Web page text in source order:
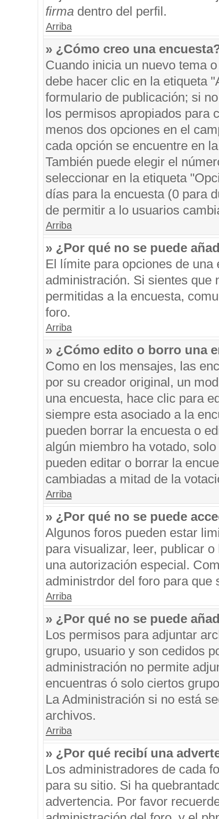
firmadentro del perfil.
Arriba
» ¿Cómo creo una
Cuando inicia un nuevo tema
debe hacer clic en la etiqueta
formulario de publicación; si
los permisos apropiados para
menos dos opciones en el
cada opción se encuentre en
También puede elegir el
seleccionar en la etiqueta
días para la encuesta (0 para
de permitir a lo usuarios
Arriba
» ¿Por qué no se puede
El límite para opciones de una
administración. Si sientes que
permitidas a la encuesta,
foro.
Arriba
» ¿Cómo edito o borro una
Como en los mensajes, las
por su creador original, un
una encuesta, hace clic para
siempre esta asociado a la
pueden borrar la encuesta o
algún miembro ha votado,
pueden editar o borrar la
cambiadas a mitad de la
Arriba
» ¿Por qué no se puede
Algunos foros pueden estar
para visualizar, leer, publicar
una autorización especial.
administrdor del foro para que
Arriba
» ¿Por qué no se puede
Los permisos para adjuntar
grupo, usuario y son cedidos
administración no permite
encuentras ó solo ciertos
La Administración si no está
archivos.
Arriba
» ¿Por qué recibí una
Los administradores de cada
para su sitio. Si ha
advertencia. Por favor